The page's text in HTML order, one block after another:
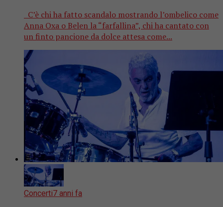
C’è chi ha fatto scandalo mostrando l’ombelico come
Anna Oxa o Belen la “farfallina”, chi ha cantato con
un finto pancione da dolce attesa come...
Concerti7 anni fa